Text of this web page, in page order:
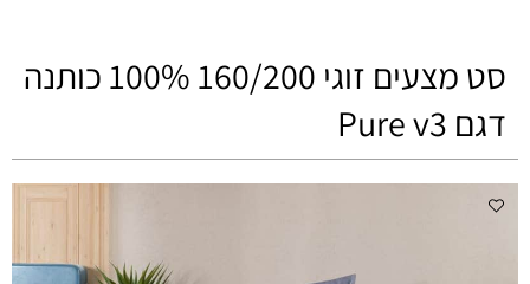
סט מצעים זוגי 160/200 100% כותנה
דגם Pure v3